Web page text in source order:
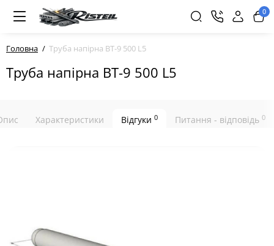
0
Головна Труба напірна ВТ-9 500 L5
Труба напірна ВТ-9 500 L5
Характеристики Відгуки 0 Питання - відповідь 0